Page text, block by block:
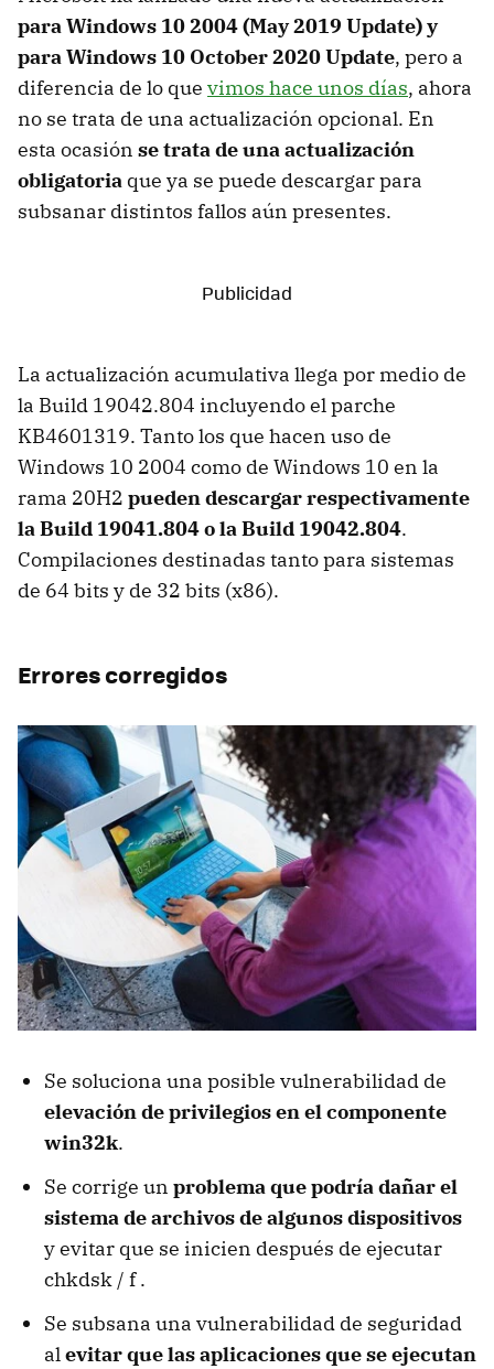
para Windows 10 2004 (May 2019 Update) y
para Windows 10 October 2020 Update, pero a
diferencia de lo que vimos hace unos días, ahora
no se trata de una actualización opcional. En
esta ocasión se trata de una actualización
obligatoria que ya se puede descargar para
subsanar distintos fallos aún presentes.
La actualización acumulativa llega por medio de
la Build 19042.804 incluyendo el parche
KB4601319. Tanto los que hacen uso de
Windows 10 2004 como de Windows 10 en la
rama 20H2 pueden descargar respectivamente
la Build 19041.804 o la Build 19042.804.
Compilaciones destinadas tanto para sistemas
de 64 bits y de 32 bits (x86).
Errores corregidos
Se soluciona una posible vulnerabilidad de
elevación de privilegios en el componente
win32k.
Se corrige un problema que podría dañar el
sistema de archivos de algunos dispositivos
y evitar que se inicien después de ejecutar
chkdsk / f .
Se subsana una vulnerabilidad de seguridad
alevitar que las aplicaciones que se ejecutan